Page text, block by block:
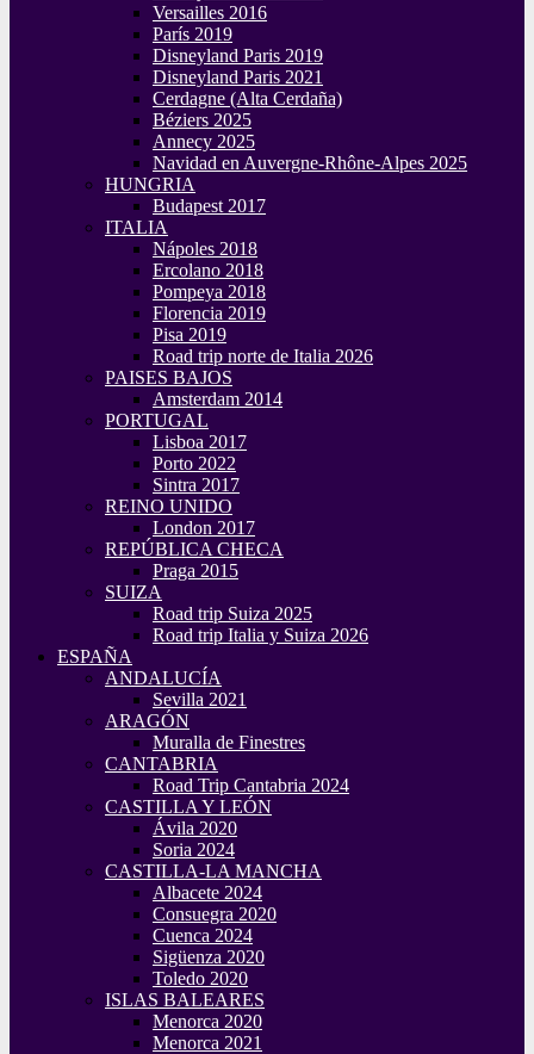
Versailles 2016
París 2019
Disneyland Paris 2019
Disneyland Paris 2021
Cerdagne (Alta Cerdaña)
Béziers 2025
Annecy 2025
Navidad en Auvergne-Rhône-Alpes 2025
HUNGRIA
Budapest 2017
ITALIA
Nápoles 2018
Ercolano 2018
Pompeya 2018
Florencia 2019
Pisa 2019
Road trip norte de Italia 2026
PAISES BAJOS
Amsterdam 2014
PORTUGAL
Lisboa 2017
Porto 2022
Sintra 2017
REINO UNIDO
London 2017
REPÚBLICA CHECA
Praga 2015
SUIZA
Road trip Suiza 2025
Road trip Italia y Suiza 2026
ESPAÑA
ANDALUCÍA
Sevilla 2021
ARAGÓN
Muralla de Finestres
CANTABRIA
Road Trip Cantabria 2024
CASTILLA Y LEÓN
Ávila 2020
Soria 2024
CASTILLA-LA MANCHA
Albacete 2024
Consuegra 2020
Cuenca 2024
Sigüenza 2020
Toledo 2020
ISLAS BALEARES
Menorca 2020
Menorca 2021